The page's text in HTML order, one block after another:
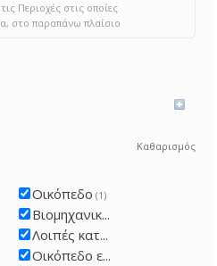
Περιοχές στις οποίες
στο παραπάνω πλαίσιο
Καθαρισμός
Οικόπεδο (1)
Βιομηχανικ...
Λοιπές κατ...
Οικόπεδο ε...